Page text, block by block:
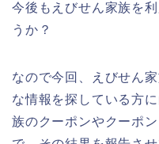
今後もえびせん家族を
うか？
なので今回、えびせん
な情報を探している方
族のクーポンやクーポ